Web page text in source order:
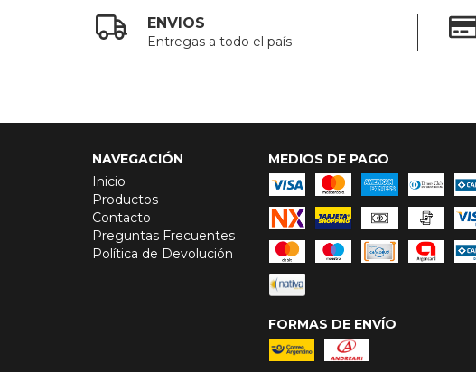
ENVIOS
Entregas a todo el país
NAVEGACIÓN
Inicio
Productos
Contacto
Preguntas Frecuentes
Política de Devolución
MEDIOS DE PAGO
FORMAS DE ENVÍO